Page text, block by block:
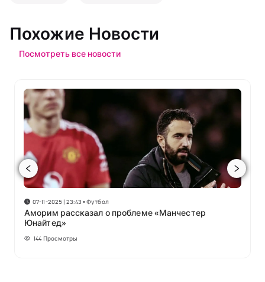
Похожие Новости
Посмотреть все новости
07-11-2025 | 23:43 •Футбол
Аморим рассказал о проблеме «Манчестер
Юнайтед»
144 Просмотры